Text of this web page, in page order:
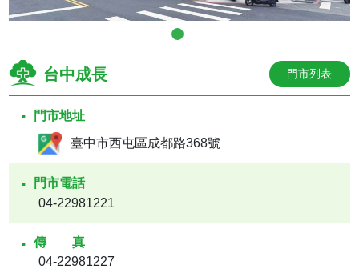
台中成長 門市列表
門市地址
臺中市西屯區成都路368號
門市電話
04-22981221
傳真
04-22981227